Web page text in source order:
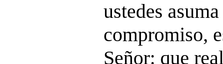
ustedes
compromiso,
Señor: que